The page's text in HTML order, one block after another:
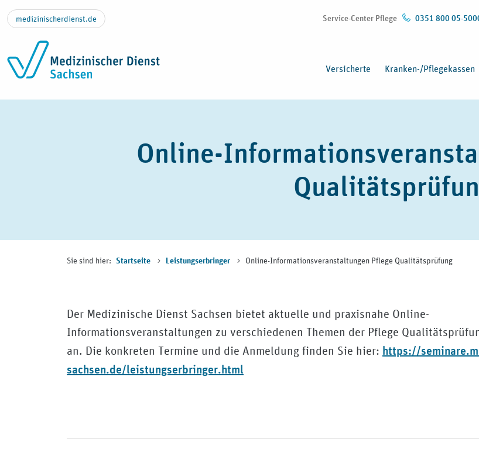
Zum Inhalt springen
medizinischerdienst.de Service-Center Pflege 0351 800 05-
Versicherte Kranken-/Pflegekassen
Online-
Sie sind hier: Startseite Leistungserbringer Online-Informationsveranstaltungen Pflege Qualitätsprüfung
Der Medizinische Dienst Sachsen bietet aktuelle und praxisnahe Online-
Informationsveranstaltungen zu verschiedenen Themen der Pflege
an. Die konkreten Termine und die Anmeldung finden Sie hier: https://
sachsen.de/leistungserbringer.html